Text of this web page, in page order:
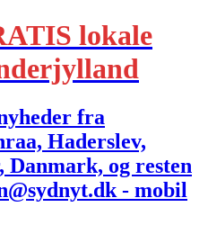
lokale
fra
Haderslev,
Danmark, og resten
- mobil